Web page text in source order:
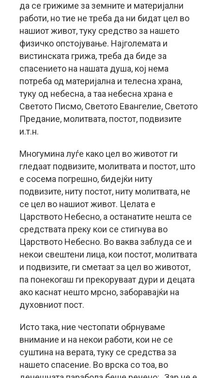
да се грижиме за земните и материјални
работи, но тие не треба да ни бидат цел во
нашиот живот, туку средство за нашето
физичко опстојување. Најголемата и
вистинската грижа, треба да биде за
спасението на нашата душа, кој нема
потреба од материјална и телесна храна,
туку од небесна, а таа небесна храна е
Светото Писмо, Светото Евангелие, Светото
Предание, молитвата, постот, подвизите
и.т.н.
Многумина луѓе како цел во животот ги
гледаат подвизите, молитвата и постот, што
е сосема погрешно, бидејќи ниту
подвизите, ниту постот, ниту молитвата, не
се цел во нашиот живот. Целата е
Царството Небесно, а останатите нешта се
средствата преку кои се стигнува во
Царството Небесно. Во ваква заблуда се и
некои свештени лица, кои постот, молитвата
и подвизите, ги сметаат за цел во животот,
па понекогаш ги прекоруваат дури и децата
ако каснат нешто мрсно, заборавајќи на
духовниот пост.
Исто така, ние честопати обрнуваме
внимание и на некои работи, кои не се
суштина на верата, туку се средства за
нашето спасение. Во врска со тоа, во